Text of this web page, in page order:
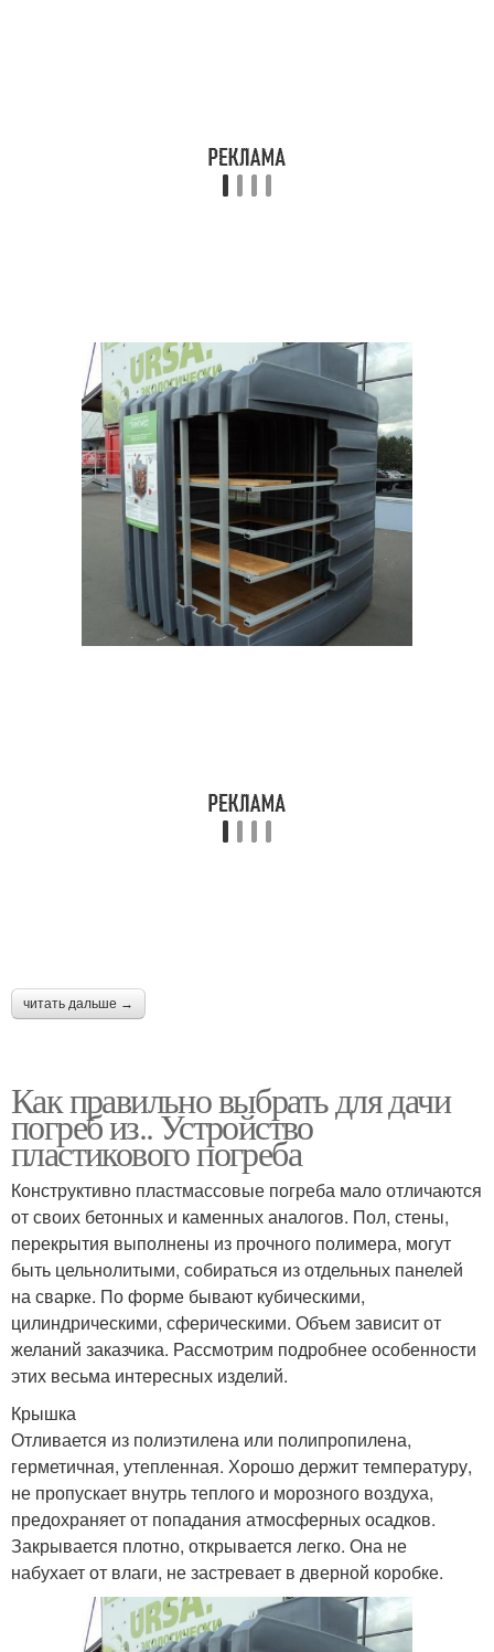
читать дальше →
Как правильно выбрать для дачи
погреб из.. Устройство
пластикового погреба
Конструктивно пластмассовые погреба мало отличаются
от своих бетонных и каменных аналогов. Пол, стены,
перекрытия выполнены из прочного полимера, могут
быть цельнолитыми, собираться из отдельных панелей
на сварке. По форме бывают кубическими,
цилиндрическими, сферическими. Объем зависит от
желаний заказчика. Рассмотрим подробнее особенности
этих весьма интересных изделий.
Крышка
Отливается из полиэтилена или полипропилена,
герметичная, утепленная. Хорошо держит температуру,
не пропускает внутрь теплого и морозного воздуха,
предохраняет от попадания атмосферных осадков.
Закрывается плотно, открывается легко. Она не
набухает от влаги, не застревает в дверной коробке.